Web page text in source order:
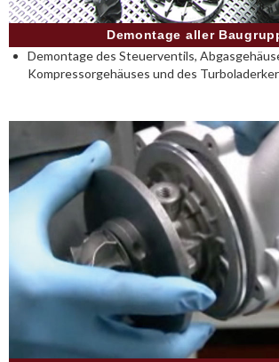
Demontage aller
Demontage des Steuerventils,
Kompressorgehäuses und des